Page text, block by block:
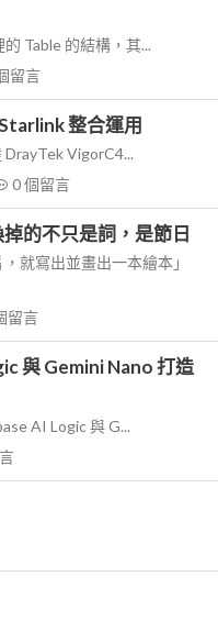
Table 的結構，其...
留言
整合運用
VigorC4...
0個留言
的不只是詞，是節日
就寫出並畫出一本繪本」
留言
與 Gemini Nano 打造
AI Logic 與 G...